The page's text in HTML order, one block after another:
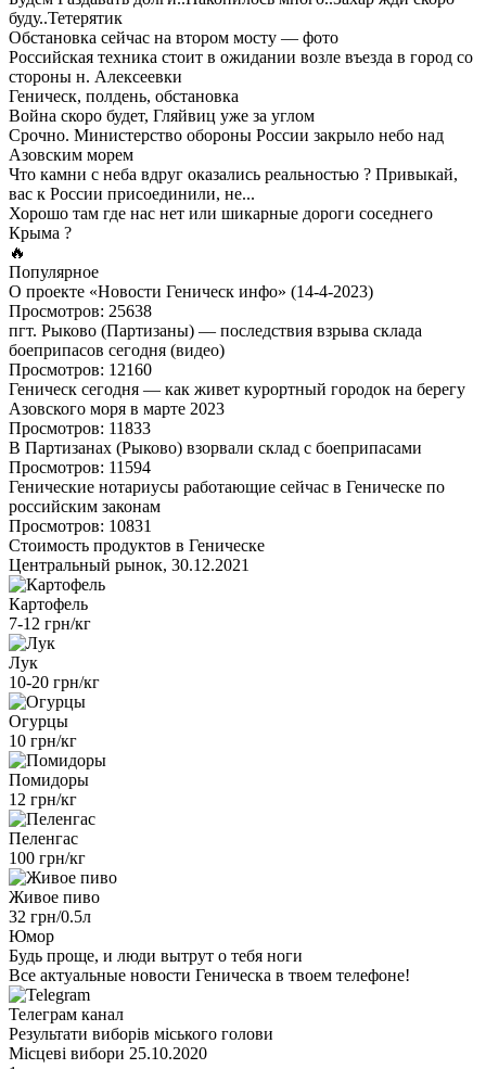
буду..Тетерятик
Обстановка сейчас на втором мосту — фото
Российская техника стоит в ожидании возле въезда в город со
стороны н. Алексеевки
Геническ, полдень, обстановка
Война скоро будет, Гляйвиц уже за углом
Срочно. Министерство обороны России закрыло небо над
Азовским морем
Что камни с неба вдруг оказались реальностью ? Привыкай,
вас к России присоединили, не...
Хорошо там где нас нет или шикарные дороги соседнего
Крыма ?
🔥
Популярное
О проекте «Новости Геническ инфо» (14-4-2023)
Просмотров: 25638
пгт. Рыково (Партизаны) — последствия взрыва склада
боеприпасов сегодня (видео)
Просмотров: 12160
Геническ сегодня — как живет курортный городок на берегу
Азовского моря в марте 2023
Просмотров: 11833
В Партизанах (Рыково) взорвали склад с боеприпасами
Просмотров: 11594
Генические нотариусы работающие сейчас в Геническе по
российским законам
Просмотров: 10831
Стоимость продуктов в Геническе
Центральный рынок, 30.12.2021
Картофель
7-12 грн/кг
Лук
10-20 грн/кг
Огурцы
10 грн/кг
Помидоры
12 грн/кг
Пеленгас
100 грн/кг
Живое пиво
32 грн/0.5л
Юмор
Будь проще, и люди вытрут о тебя ноги
Все актуальные новости Геническа в твоем телефоне!
Телеграм канал
Результати виборів міського голови
Місцеві вибори 25.10.2020